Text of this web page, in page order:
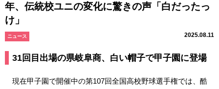
年、伝統校ユニの変化に驚きの声「白だったっ
け」
ニュース 2025.08.11
31回目出場の県岐阜商、白い帽子で甲子園に登場
現在甲子園で開催中の第107回全国高校野球選手権では、酷